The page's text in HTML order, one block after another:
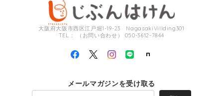
大阪府大阪市西区江戸堀1-19-23 NagasakiVillding301
TEL： （お問い合わせ） 050-3612-7844
メールマガジンを受け取る